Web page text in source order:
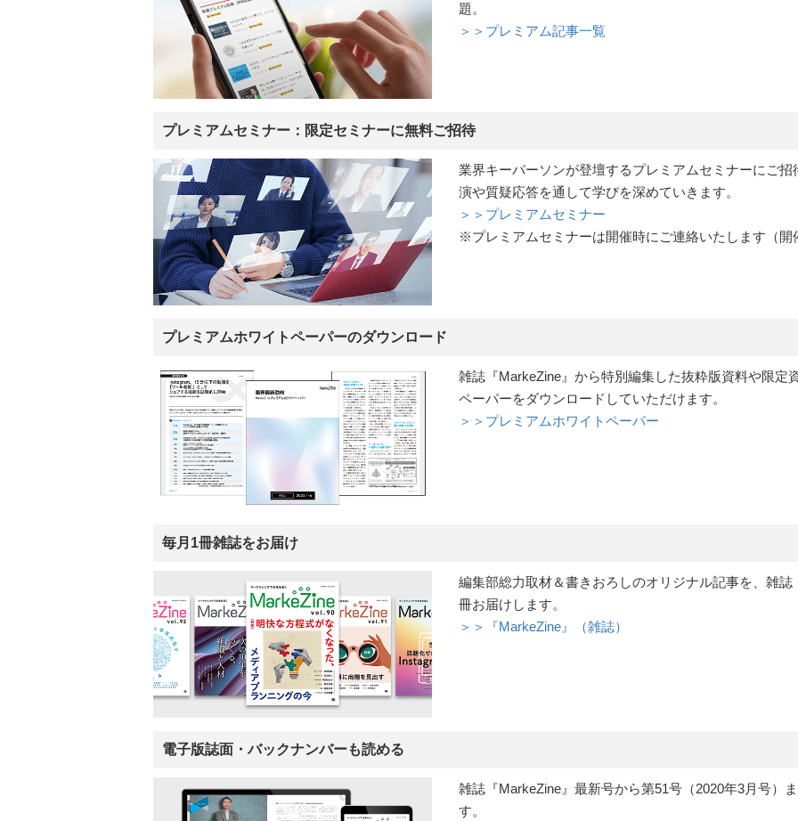
題。
＞＞プレミアム記事一覧
プレミアムセミナー：限定セミナーに無料ご招待
業界キーパーソンが登壇するプレミアムセミナーにご
演や質疑応答を通して学びを深めていきます。
＞＞プレミアムセミナー
※プレミアムセミナーは開催時にご連絡いたします（開
プレミアムホワイトペーパーのダウンロード
雑誌『MarkeZine』から特別編集した抜粋版資料や限定
ペーパーをダウンロードしていただけます。
＞＞プレミアムホワイトペーパー
毎月1冊雑誌をお届け
編集部総力取材＆書きおろしのオリジナル記事を、雑
冊お届けします。
＞＞『MarkeZine』（雑誌）
電子版誌面・バックナンバーも読める
雑誌『MarkeZine』最新号から第51号（2020年3月号）
す。